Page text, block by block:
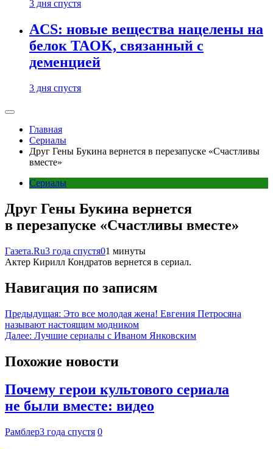
3 дня спустя
ACS: новые вещества нацелены на
белок TAOK, связанный с
деменцией
3 дня спустя
Главная
Сериалы
Друг Гены Букина вернется в перезапуске «Счастливы
вместе»
Сериалы
Друг Гены Букина вернется
в перезапуске «Счастливы вместе»
Газета.Ru3 года спустя01 минуты
Актер Кирилл Кондратов вернется в сериал.
Навигация по записям
Предыдущая: Это все молодая жена! Евгения Петросяна
называют настоящим модником
Далее: Лучшие сериалы с Иваном Янковским
Похожие новости
Почему герои культового сериала
не были вместе: видео
Рамблер3 года спустя 0